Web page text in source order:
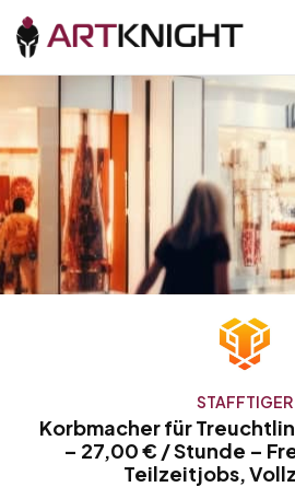
STAFFTIGER
Korbmacher für
– 27,00 € / Stunde –
Teilzeitjobs,